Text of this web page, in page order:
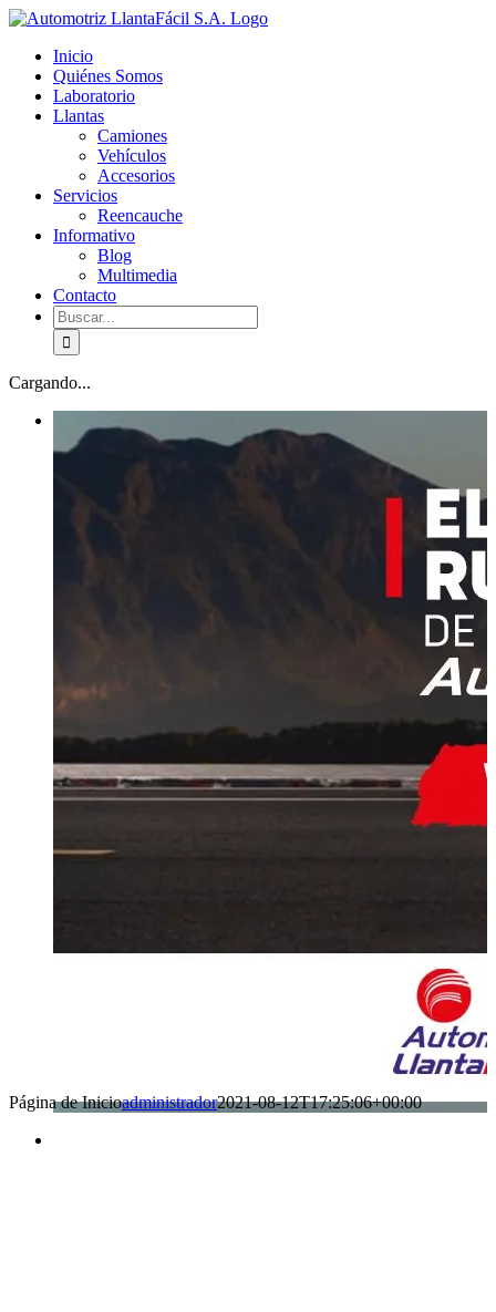
Skip
content
facebook
youtube
Inicio
Quiénes Somos
Laboratorio
Llantas
Camiones
Vehículos
Accesorios
Servicios
Reencauche
Informativo
Blog
Multimedia
Contacto
Buscar:
Cargando...
Página de Inicioadministrador2021-08-12T17:25:06+00:00